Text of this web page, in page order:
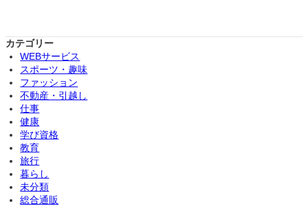
カテゴリー
WEBサービス
スポーツ・趣味
ファッション
不動産・引越し
仕事
健康
学び資格
教育
旅行
暮らし
未分類
総合通販